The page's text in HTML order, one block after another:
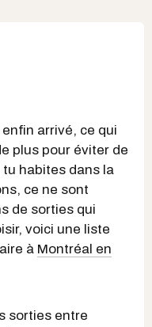
arrivé, ce qui
plus pour éviter de
habites dans la
ce ne sont
de sorties qui
voici une liste
à Montréal en
sorties entre